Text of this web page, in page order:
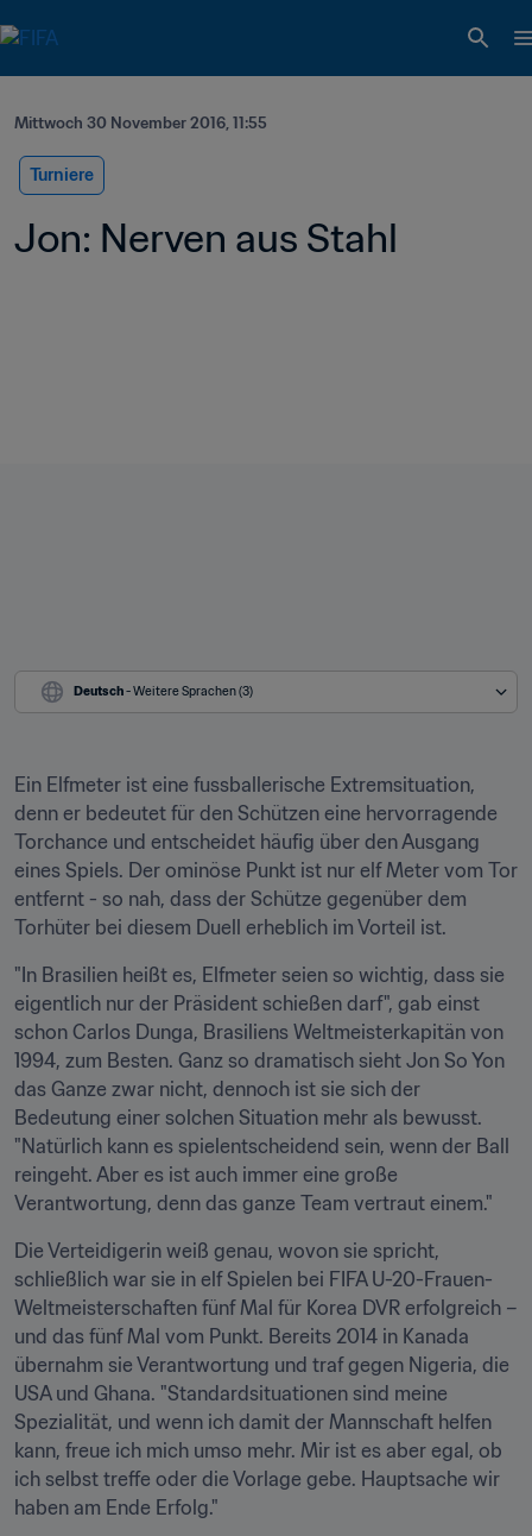
Mittwoch 30 November 2016, 11:55
Turniere
Jon: Nerven aus Stahl
Deutsch - Weitere Sprachen (3)
Ein Elfmeter ist eine fussballerische Extremsituation,
denn er bedeutet für den Schützen eine hervorragende
Torchance und entscheidet häufig über den Ausgang
eines Spiels. Der ominöse Punkt ist nur elf Meter vom Tor
entfernt - so nah, dass der Schütze gegenüber dem
Torhüter bei diesem Duell erheblich im Vorteil ist.
"In Brasilien heißt es, Elfmeter seien so wichtig, dass sie
eigentlich nur der Präsident schießen darf", gab einst
schon Carlos Dunga, Brasiliens Weltmeisterkapitän von
1994, zum Besten. Ganz so dramatisch sieht Jon So Yon
das Ganze zwar nicht, dennoch ist sie sich der
Bedeutung einer solchen Situation mehr als bewusst.
"Natürlich kann es spielentscheidend sein, wenn der Ball
reingeht. Aber es ist auch immer eine große
Verantwortung, denn das ganze Team vertraut einem."
Die Verteidigerin weiß genau, wovon sie spricht,
schließlich war sie in elf Spielen bei FIFA U-20-Frauen-
Weltmeisterschaften fünf Mal für Korea DVR erfolgreich –
und das fünf Mal vom Punkt. Bereits 2014 in Kanada
übernahm sie Verantwortung und traf gegen Nigeria, die
USA und Ghana. "Standardsituationen sind meine
Spezialität, und wenn ich damit der Mannschaft helfen
kann, freue ich mich umso mehr. Mir ist es aber egal, ob
ich selbst treffe oder die Vorlage gebe. Hauptsache wir
haben am Ende Erfolg."